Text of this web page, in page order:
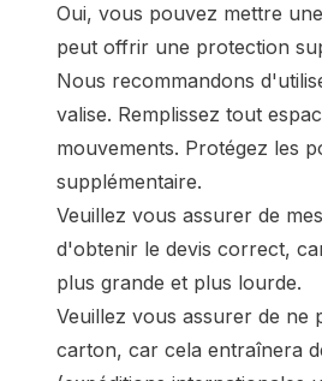
Oui, vous pouvez mettre
peut offrir une protection
Nous recommandons
valise. Remplissez tout
mouvements. Protégez les
supplémentaire.
Veuillez vous assurer de
d'obtenir le devis correct,
plus grande et plus lourde.
Veuillez vous assurer de ne
carton, car cela entraînera